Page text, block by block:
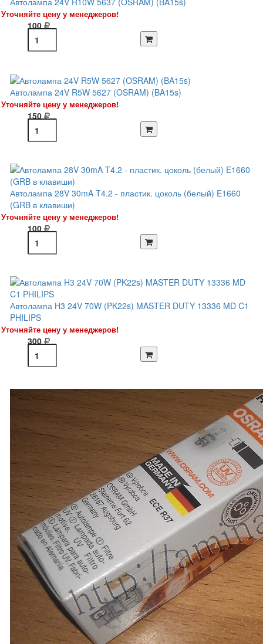
Уточняйте цену у менеджеров!
100
Автолампа 24V R5W 5627 (OSRAM) (BA15s)
Уточняйте цену у менеджеров!
150
Автолампа 28V 30mA T4.2 - пластик. цоколь (белый) E1660
(GRB в клавиши)
Уточняйте цену у менеджеров!
100
Автолампа H3 24V 70W (PK22s) MASTER DUTY 13336 MD C1
PHILIPS
Уточняйте цену у менеджеров!
300